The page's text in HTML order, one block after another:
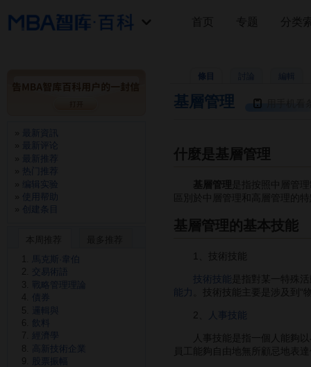
條目
基層管理
什麼是基層管理
基層管理 是指按照中層管
區別於中層管理和高層管理的
基層管理的基本技能
技術技能
是指對某一特殊
能力
。技術技能主要是涉及到“
2、 人事技能
人事技能是指一個人能夠以
員工能夠自由地無所顧忌地表
首页 专题 分类
最新資訊
最新评论
最新推荐
热门推荐
编辑实验
使用帮助
创建条目
馬克斯·韋伯
交易術語
戰略管理理論
債券
邏輯與
飲料
經濟學
高新技術企業
股票振幅